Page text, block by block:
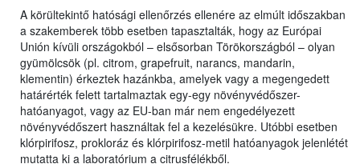
A körültekintő hatósági ellenőrzés ellenére az elmúlt időszakban
a szakemberek több esetben tapasztalták, hogy az Európai
Unión kívüli országokból – elsősorban Törökországból – olyan
gyümölcsök (pl. citrom, grapefruit, narancs, mandarin,
klementin) érkeztek hazánkba, amelyek vagy a megengedett
határérték felett tartalmaztak egy-egy növényvédőszer-
hatóanyagot, vagy az EU-ban már nem engedélyezett
növényvédőszert használtak fel a kezelésükre. Utóbbi esetben
klórpirifosz, prokloráz és klórpirifosz-metil hatóanyagok jelenlétét
mutatta ki a laboratórium a citrusfélékből.